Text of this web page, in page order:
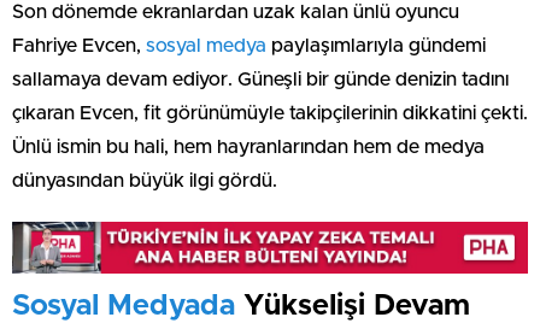
Son dönemde ekranlardan uzak kalan ünlü oyuncu
Fahriye Evcen, sosyal medya paylaşımlarıyla gündemi
sallamaya devam ediyor. Güneşli bir günde denizin tadını
çıkaran Evcen, fit görünümüyle takipçilerinin dikkatini çekti.
Ünlü ismin bu hali, hem hayranlarından hem de medya
dünyasından büyük ilgi gördü.
Sosyal Medyada Yükselişi Devam